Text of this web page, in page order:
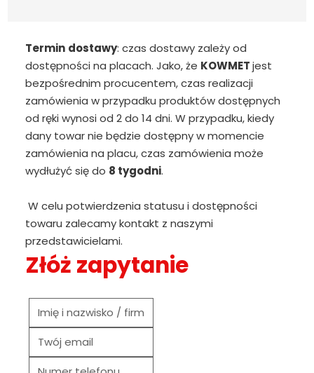
Termin dostawy: czas dostawy zależy od
dostępności na placach. Jako, że KOWMETjest
bezpośrednim procucentem, czas realizacji
zamówienia w przypadku produktów dostępnych
od ręki wynosi od 2 do 14 dni. W przypadku, kiedy
dany towar nie będzie dostępny w momencie
zamówienia na placu, czas zamówienia może
wydłużyć się do 8 tygodni.
W celu potwierdzenia statusu i dostępności
towaru zalecamy kontakt z naszymi
przedstawicielami.
Złóż zapytanie